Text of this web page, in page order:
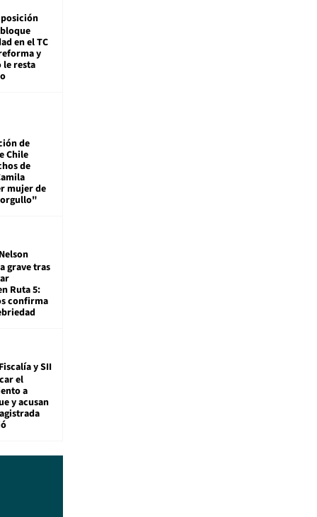
en el TC
y
resta
de
Chile
de
mujer de
Nelson
grave tras
Ruta 5:
confirma
Fiscalía y SII
el
a
y acusan